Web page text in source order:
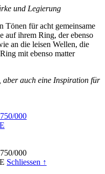
und Legierung
Tönen für acht gemeinsame
auf ihrem Ring, der ebenso
an die leisen Wellen, die
mit ebenso matter
aber auch eine Inspiration für
750/000
750/000
Schliessen ↑